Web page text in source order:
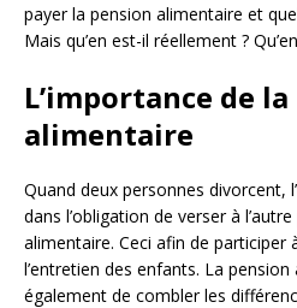
payer la pension alimentaire et
Mais qu’en est-il réellement ?
L’importance de
alimentaire
Quand deux personnes divorcent,
dans l’obligation de verser à
alimentaire. Ceci afin de participer
l’entretien des enfants. La
également de combler les